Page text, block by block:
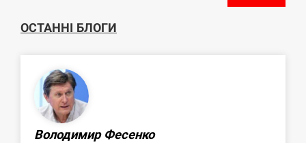
ОСТАННІ БЛОГИ
Володимир Фесенко